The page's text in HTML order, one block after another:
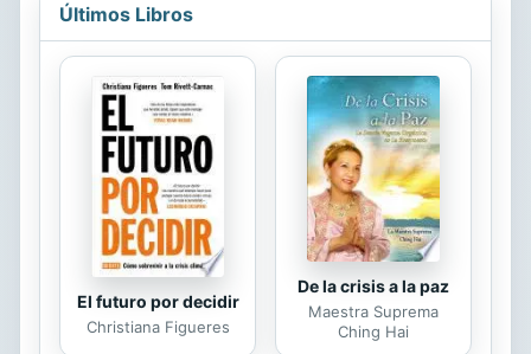
a Diana, una chica que acaba de
llegar al pueblo. Las historias de
ambos jóvenes, como si se trataran
de dos ramas de hiedra, están
condenadas a fundirse. La presencia
de una banda de narcotraficantes y
de un misterioso anciano hace que
sus vidas corran serio peligro.
Últimos Libros
El futuro por decidir
Christiana Figueres
De la crisis a la paz
Maestra Suprema
Ching Hai